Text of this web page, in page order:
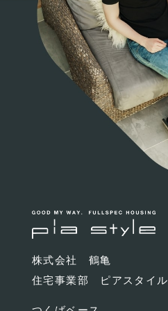
株式会社 鶴亀
住宅事業部 ピアスタイル